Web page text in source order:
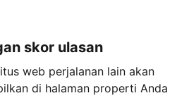
skor ulasan
web perjalanan lain akan
di halaman properti Anda